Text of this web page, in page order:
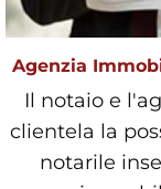
Agenzia
Il notaio e
clientela la
notarile